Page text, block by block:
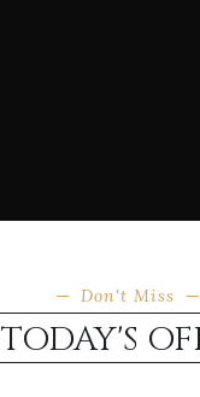
Don't Miss
TODAY'S